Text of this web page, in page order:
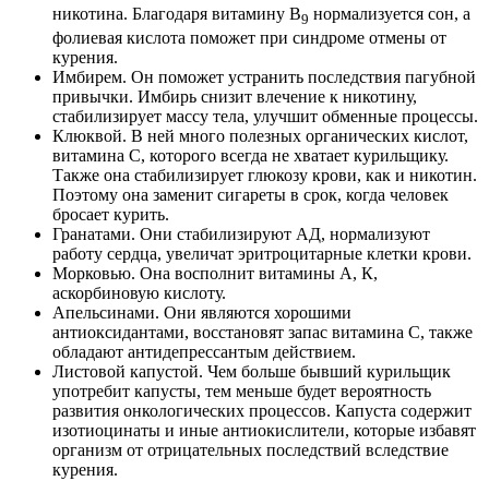
никотина. Благодаря витамину В9 нормализуется сон, а
фолиевая кислота поможет при синдроме отмены от
курения.
Имбирем. Он поможет устранить последствия пагубной
привычки. Имбирь снизит влечение к никотину,
стабилизирует массу тела, улучшит обменные процессы.
Клюквой. В ней много полезных органических кислот,
витамина С, которого всегда не хватает курильщику.
Также она стабилизирует глюкозу крови, как и никотин.
Поэтому она заменит сигареты в срок, когда человек
бросает курить.
Гранатами. Они стабилизируют АД, нормализуют
работу сердца, увеличат эритроцитарные клетки крови.
Морковью. Она восполнит витамины А, К,
аскорбиновую кислоту.
Апельсинами. Они являются хорошими
антиоксидантами, восстановят запас витамина С, также
обладают антидепрессантым действием.
Листовой капустой. Чем больше бывший курильщик
употребит капусты, тем меньше будет вероятность
развития онкологических процессов. Капуста содержит
изотиоцинаты и иные антиокислители, которые избавят
организм от отрицательных последствий вследствие
курения.